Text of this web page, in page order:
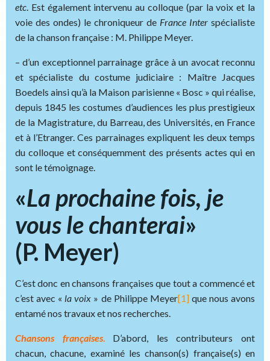
etc . Est également intervenu au colloque (par la voix et la
voie des ondes) le chroniqueur de France Inter spécialiste
de la chanson française : M. Philippe Meyer.
– d’un exceptionnel parrainage grâce à un avocat reconnu
et spécialiste du costume judiciaire : Maître Jacques
Boedels ainsi qu’à la Maison parisienne « Bosc » qui réalise,
depuis 1845 les costumes d’audiences les plus prestigieux
de la Magistrature, du Barreau, des Universités, en France
et à l’Etranger. Ces parrainages expliquent les deux temps
du colloque et conséquemment des présents actes qui en
sont le témoignage.
«La prochaine fois, je
vous le chanterai»
(P. Meyer)
C’est donc en chansons françaises que tout a commencé et
c’est avec « la voix » de Philippe Meyer[1]que nous avons
entamé nos travaux et nos recherches.
Chansons françaises.
D’abord, les contributeurs ont
chacun, chacune, examiné les chanson(s) française(s) en